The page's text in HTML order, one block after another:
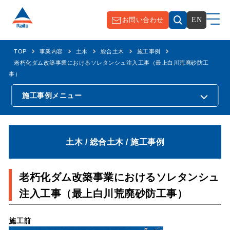
お問い合わせ EN
TOP 事業内容 土木 総合土木
施工事例
老朽化ダム改築事業におけるソレタンシュ注入工事（最上白川荒廃砂防工
事）
施工事例 メニュー
土木 / 総合土木 / 施工事例
老朽化ダム改築事業におけるソレタンシュ
注入工事（最上白川荒廃砂防工事）
施工前